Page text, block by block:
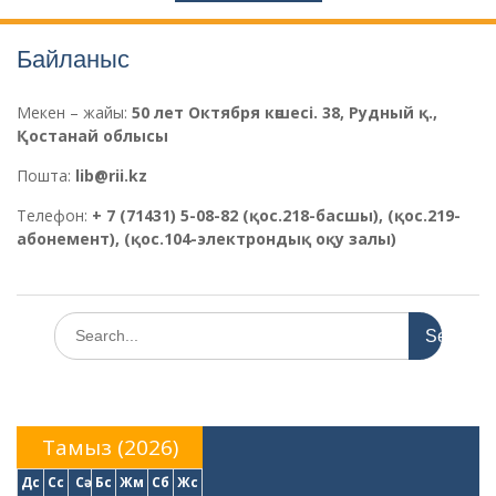
Байланыс
Мекен – жайы: 50 лет Октября көшесі. 38, Рудный қ.,
Қостанай облысы
Пошта: lib@rii.kz
Телефон: + 7 (71431) 5-08-82 (қос.218-басшы), (қос.219-
абонемент), (қос.104-электрондық оқу залы)
S
e
h
f
o
Тамыз (2026)
Дс Сс Сә Бс Жм Сб Жс